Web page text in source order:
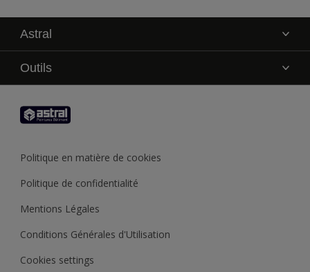
Astral
La marque
Service technique
Contact
Trouver un point de vente
Recycler son pot de peinture
Outils
Politique en matière de cookies
Politique de confidentialité
Mentions Légales
Conditions Générales d'Utilisation
Cookies settings